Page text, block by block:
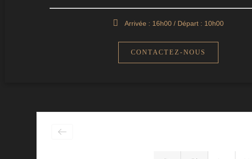
Arrivée : 16h00 / Départ : 10h00
CONTACTEZ-NOUS